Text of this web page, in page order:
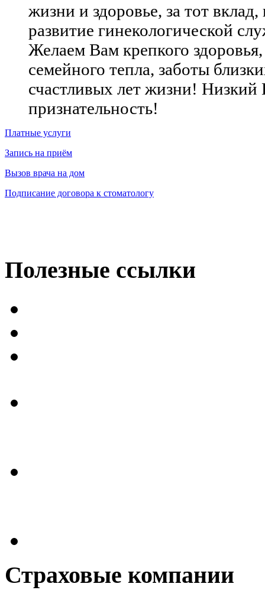
жизни и здоровье, за тот
развитие гинекологической
Желаем Вам крепкого
семейного тепла, заботы
счастливых лет жизни!
признательность!
Платные услуги
Запись на приём
Вызов врача на дом
Подписание договора к стоматологу
Полезные ссылки
Страховые компании